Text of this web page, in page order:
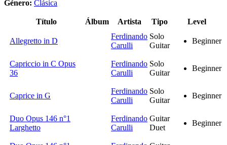
Género: Clásica
Título Álbum Artista Tipo Level
Allegretto in D
Ferdinando
Carulli
Solo
Guitar
Beginner
Capriccio in C Opus
36
Ferdinando
Carulli
Solo
Guitar
Beginner
Caprice in G
Ferdinando
Carulli
Solo
Guitar
Beginner
Duo Opus 146 n°1
Larghetto
Ferdinando
Carulli
Guitar
Duet
Beginner